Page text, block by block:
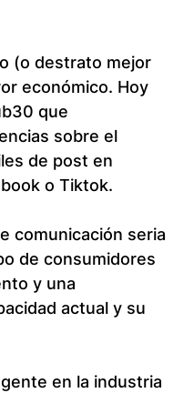
(o destrato mejor
económico. Hoy
que
sobre el
de post en
o Tiktok.
comunicación seria
de consumidores
y una
actual y su
en la industria